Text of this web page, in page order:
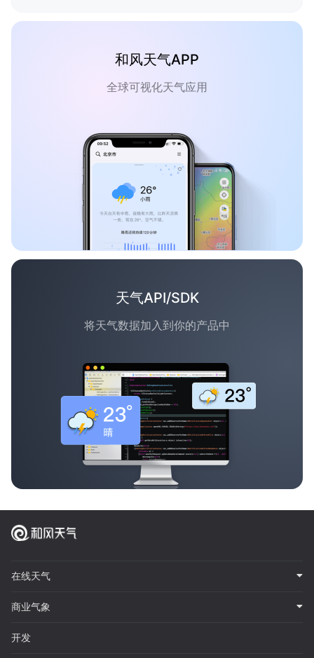
和风天气APP
全球可视化天气应用
天气API/SDK
将天气数据加入到你的产品中
在线天气
商业气象
开发